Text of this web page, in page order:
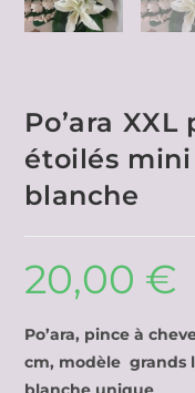
Po’ara
étoilés
blanche
20,00 €
Po’ara, pince à
cm, modèle grands